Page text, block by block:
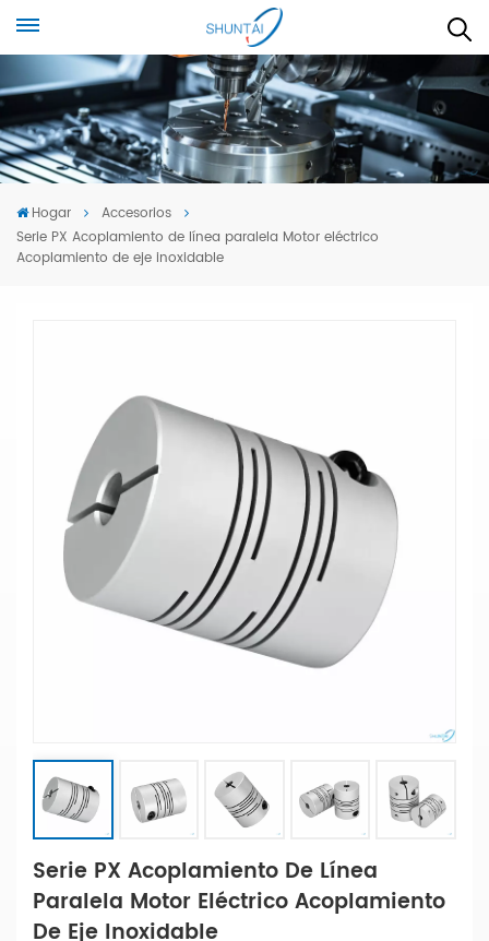
Hogar
Accesorios
Serie PX Acoplamiento de línea paralela Motor eléctrico
Acoplamiento de eje inoxidable
Serie PX Acoplamiento De Línea
Paralela Motor Eléctrico Acoplamiento
De Eje Inoxidable